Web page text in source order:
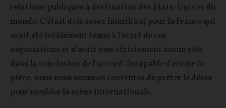
relations publiques à destination des Etats-Unis et du
monde. C’était déjà assez humiliant pour la France qui
avait été totalement tenue à l’écart de ces
négociations et n’avait joué strictement aucun rôle
dans la conclusion de l’accord. Incapable d’écrire la
pièce, nous nous sommes contentés de prêter le décor
pour meubler la scène internationale.